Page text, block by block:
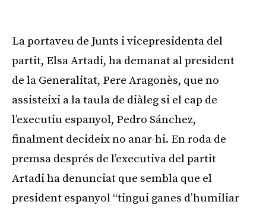
La portaveu de Junts i vicepresidenta del
partit, Elsa Artadi, ha demanat al president
de la Generalitat, Pere Aragonès, que no
assisteixi a la taula de diàleg si el cap de
l’executiu espanyol, Pedro Sánchez,
finalment decideix no anar-hi. En roda de
premsa després de l’executiva del partit
Artadi ha denunciat que sembla que el
president espanyol “tingui ganes d’humiliar